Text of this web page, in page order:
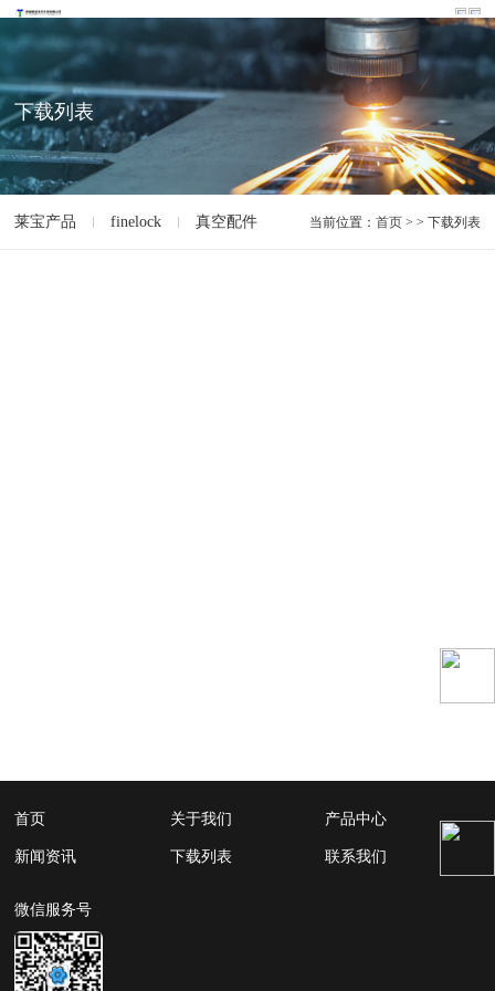
下载列表
莱宝产品 finelock 真空配件 真空设备 设备制造机械
当前位置： 首页> > 下载列表
首页 关于我们 产品中心
新闻资讯 下载列表 联系我们
微信服务号